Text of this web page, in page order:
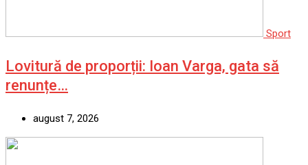
Sport
Lovitură de proporții: Ioan Varga, gata să
renunțe…
august 7, 2026